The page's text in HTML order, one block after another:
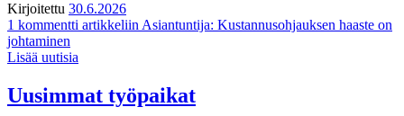
Kirjoitettu 30.6.2026
1 kommentti artikkeliin Asiantuntija: Kustannusohjauksen haaste on
johtaminen
Lisää uutisia
Uusimmat työpaikat